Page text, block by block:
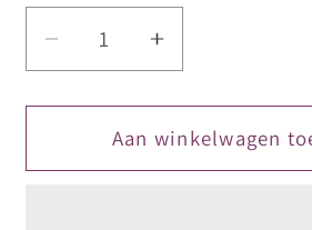
Aantal
verlagen
voor
Podo
Aantal
verhogen
voor
DIVA
Podo
Aan winkelwagen